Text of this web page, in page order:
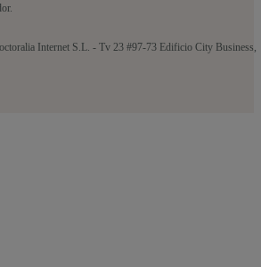
Internet S.L. - Tv 23 #97-73 Edificio City Business,